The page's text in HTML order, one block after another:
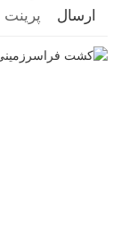
ارسال پرینت